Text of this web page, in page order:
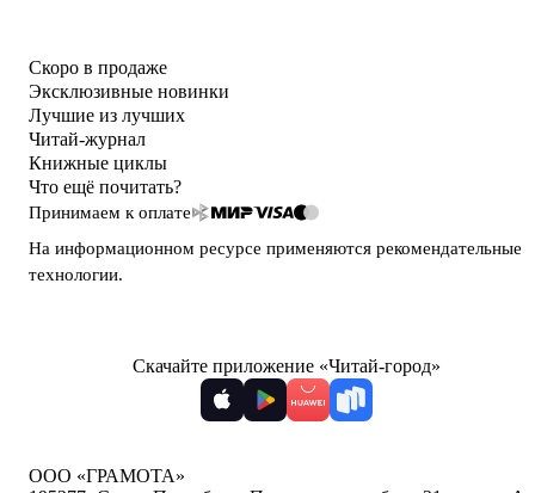
Скоро в продаже
Эксклюзивные новинки
Лучшие из лучших
Читай-журнал
Книжные циклы
Что ещё почитать?
Принимаем к оплате
На информационном ресурсе применяются рекомендательные
технологии.
Скачайте приложение «Читай-город»
ООО «ГРАМОТА»